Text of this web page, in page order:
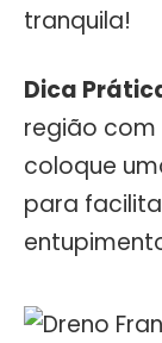
tranquila!
Dica
região com
coloque
para